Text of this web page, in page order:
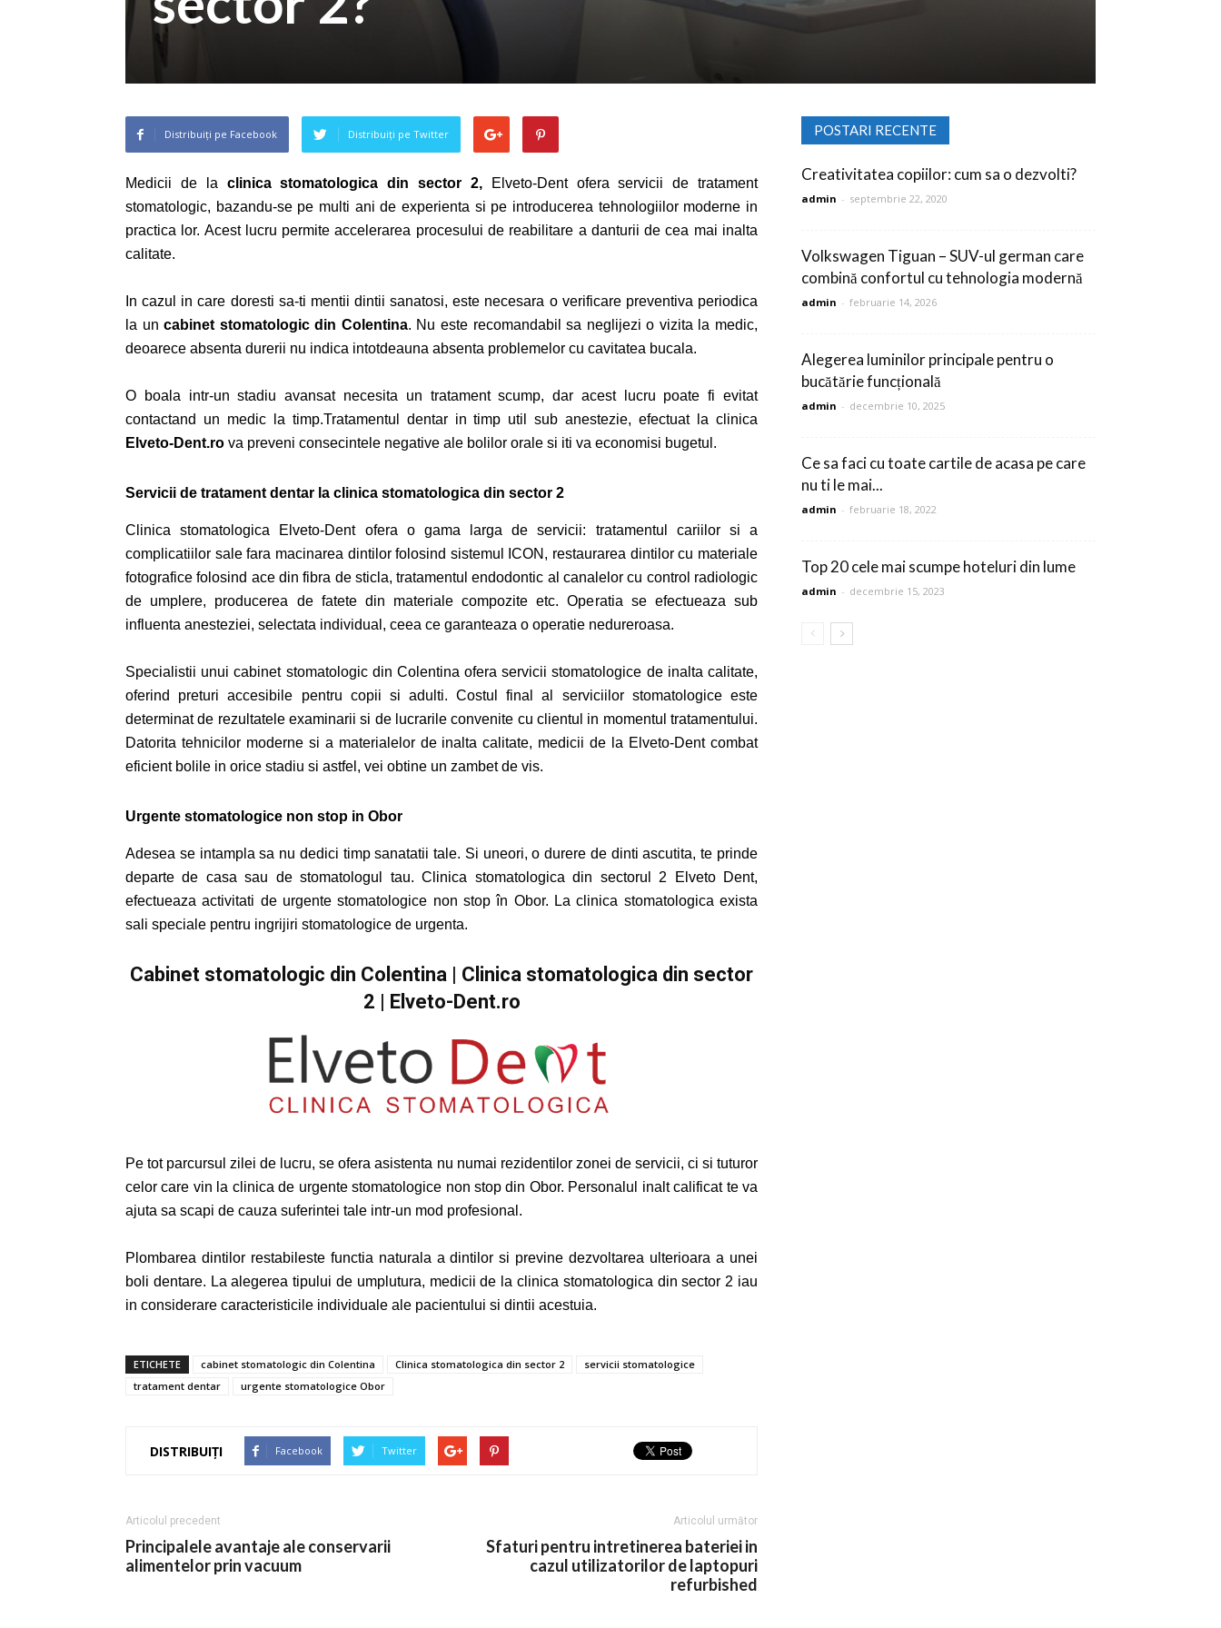
Distribuiți pe Facebook Distribuiți pe Twitter
Medicii de la clinica stomatologica din sector 2, Elveto-Dentofera servicii de tratament
stomatologic, bazandu-se pe multi ani de experienta si pe introducerea tehnologiilor moderne in
practica lor. Acest lucru permite accelerarea procesului de reabilitare a danturii de cea mai inalta
calitate.
In cazul in care doresti sa-ti mentii dintii sanatosi, este necesara o verificare preventiva periodica
la uncabinet stomatologic din Colentina. Nu este recomandabil sa neglijezi o vizita la medic,
deoarece absenta durerii nu indica intotdeauna absenta problemelor cu cavitatea bucala.
O boala intr-un stadiu avansat necesita un tratament scump, dar acest lucru poate fi evitat
contactand un medic la timp.Tratamentul dentar in timp util sub anestezie, efectuat la clinica
Elveto-Dent.ro va preveni consecintele negative ale bolilor orale si iti va economisi bugetul.
Servicii de tratament dentar la clinica stomatologica din sector 2
Clinica stomatologica Elveto-Dent ofera o gama larga de servicii: tratamentul cariilor si a
complicatiilor sale fara macinarea dintilor folosind sistemul ICON, restaurarea dintilor cu materiale
fotografice folosind ace din fibra de sticla, tratamentul endodontic al canalelor cu control radiologic
de umplere, producerea de fatete din materiale compozite etc. Operatia se efectueaza sub
influenta anesteziei, selectata individual, ceea ce garanteaza o operatie nedureroasa.
Specialistii unuicabinet stomatologic din Colentina ofera servicii stomatologice de inalta calitate,
oferind preturi accesibile pentru copii si adulti. Costul final al serviciilor stomatologice este
determinat de rezultatele examinarii si de lucrarile convenite cu clientul in momentul tratamentului.
Datorita tehnicilor moderne si a materialelor de inalta calitate, medicii de la E lveto-Dentcombat
eficient bolile in orice stadiu si astfel, vei obtine un zambet de vis.
Urgente stomatologice non stop in Obor
Adesea se intampla sa nu dedici timp sanatatii tale. Si uneori, o durere de dinti ascutita, te prinde
departe de casa sau de stomatologul tau. Clinica stomatologica din sectorul 2 Elveto Dent,
efectueaza activitati de urgente stomatologice non stop în Obor. La clinica stomatologica exista
sali speciale pentru ingrijiri stomatologice de urgenta.
Cabinet stomatologic din Colentina | Clinica stomatologica din sector
2 | Elveto-Dent.ro
Pe tot parcursul zilei de lucru, se ofera asistenta nu numai rezidentilor zonei de servicii, ci si tuturor
celor care vin la clinica de urgente stomatologice non stop din Obor. Personalul inalt calificat te va
ajuta sa scapi de cauza suferintei tale intr-un mod profesional.
Plombarea dintilor restabileste functia naturala a dintilor si previne dezvoltarea ulterioara a unei
boli dentare. La alegerea tipului de umplutura, medicii de la clinica stomatologica din sector 2 iau
in considerare caracteristicile individuale ale pacientului si dintii acestuia.
ETICHETE cabinet stomatologic din Colentina Clinica stomatologica din sector 2
servicii stomatologice
tratament dentar
urgente stomatologice Obor
DISTRIBUIȚI Facebook Twitter
Articolul precedent
Principalele avantaje ale conservarii
alimentelor prin vacuum
Articolul următor
Sfaturi pentru intretinerea bateriei in
cazul utilizatorilor de laptopuri
refurbished
POSTARI RECENTE
Creativitatea copiilor: cum sa o dezvolti?
admin - septembrie 22, 2020
Volkswagen Tiguan – SUV-ul german care
combină confortul cu tehnologia modernă
admin - februarie 14, 2026
Alegerea luminilor principale pentru o
bucătărie funcțională
admin - decembrie 10, 2025
Ce sa faci cu toate cartile de acasa pe care
nu ti le mai...
admin - februarie 18, 2022
Top 20 cele mai scumpe hoteluri din lume
admin - decembrie 15, 2023